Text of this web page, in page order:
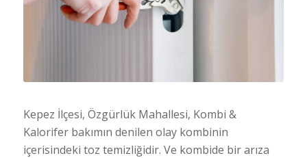
Kepez İlçesi, Özgürlük Mahallesi, Kombi &
Kalorifer bakımın denilen olay kombinin
içerisindeki toz temizliğidir. Ve kombide bir arıza